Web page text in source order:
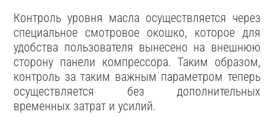
Контроль уровня масла осуществляется через
специальное смотровое окошко, которое для
удобства пользователя вынесено на внешнюю
сторону панели компрессора. Таким образом,
контроль за таким важным параметром теперь
осуществляется без дополнительных
временных затрат и усилий.